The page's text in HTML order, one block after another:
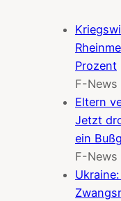
Prozent
F-News
Eltern
Jetzt
ein
F-News